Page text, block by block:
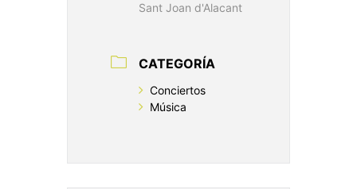
Sant Joan d'Alacant
CATEGORÍA
Conciertos
Música